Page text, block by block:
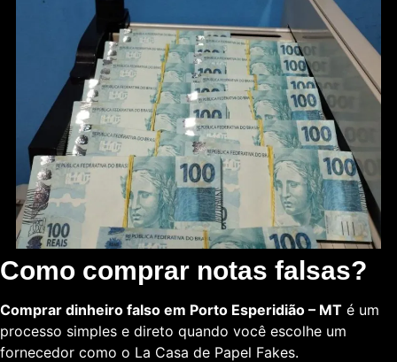
Como comprar notas falsas?
Comprar dinheiro falso em Porto Esperidião – MT é um
processo simples e direto quando você escolhe um
fornecedor como o La Casa de Papel Fakes.